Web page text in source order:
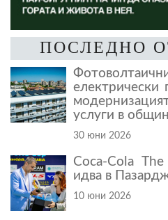
ПОСЛЕДНО
електрически
услуги в
30 юни 2026
Coca-Cola
идва в
10 юни 2026